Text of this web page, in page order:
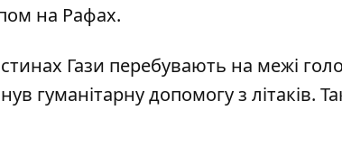
на Рафах.
Гази перебувають на межі
гуманітарну допомогу з літаків.